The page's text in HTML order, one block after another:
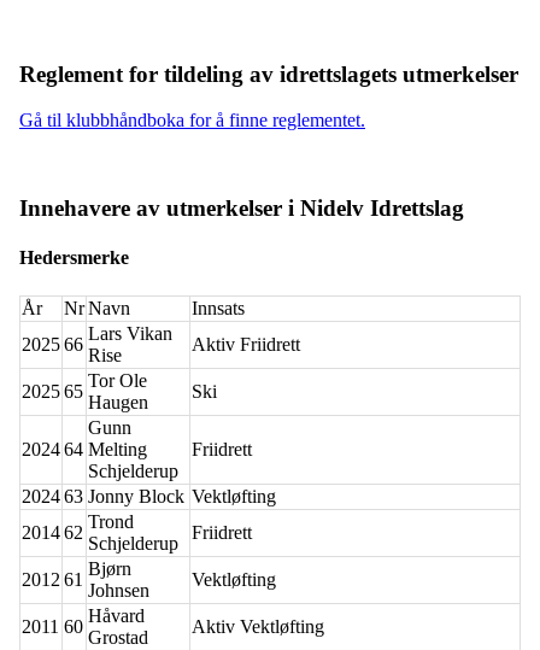
Reglement for tildeling av idrettslagets utmerkelser
Gå til klubbhåndboka for å finne reglementet.
Innehavere av utmerkelser i Nidelv Idrettslag
Hedersmerke
År NrNavn
Innsats
202566
Lars Vikan
Rise
Aktiv Friidrett
202565
Tor Ole
Haugen
Ski
202464
Gunn
Melting
Schjelderup
Friidrett
202463 Jonny Block Vektløfting
201462
Trond
Schjelderup
Friidrett
2012 61
Bjørn
Johnsen
Vektløfting
2011 60
Håvard
Grostad
Aktiv Vektløfting